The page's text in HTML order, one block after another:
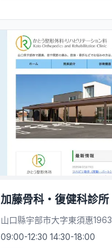
加藤骨科・復健科診所
山口縣宇部市大字東須惠1963
09:00-12:30 14:30-18:00